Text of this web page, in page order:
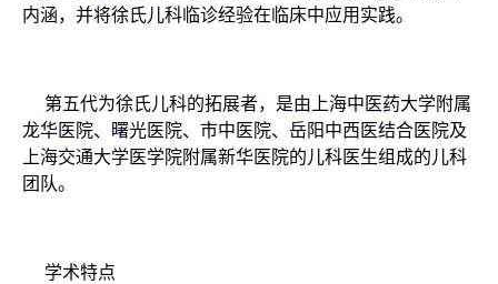
内涵，并将徐氏儿科临诊经验在临床中应用实践。
第五代为徐氏儿科的拓展者，是由上海中医药大学附属
龙华医院、曙光医院、市中医院、岳阳中西医结合医院及
上海交通大学医学院附属新华医院的儿科医生组成的儿科
团队。
学术特点